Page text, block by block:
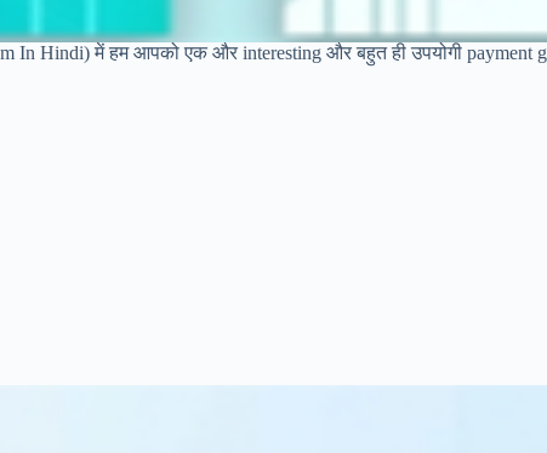
In Hindi) में हम आपको एक और interesting और बहुत ही उपयोगी payment